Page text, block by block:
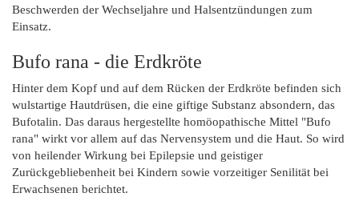
Beschwerden der Wechseljahre und Halsentzündungen zum
Einsatz.
Bufo rana - die Erdkröte
Hinter dem Kopf und auf dem Rücken der Erdkröte befinden sich
wulstartige Hautdrüsen, die eine giftige Substanz absondern, das
Bufotalin. Das daraus hergestellte homöopathische Mittel "Bufo
rana" wirkt vor allem auf das Nervensystem und die Haut. So wird
von heilender Wirkung bei Epilepsie und geistiger
Zurückgebliebenheit bei Kindern sowie vorzeitiger Senilität bei
Erwachsenen berichtet.